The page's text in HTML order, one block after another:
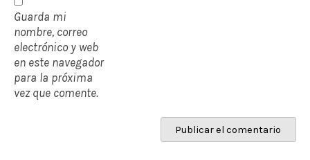
Guarda mi
nombre, correo
electrónico y web
en este navegador
para la próxima
vez que comente.